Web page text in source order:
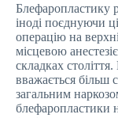
Блефаропластику
іноді поєднуючи
операцію на
місцевою
складках
вважається більш
загальним
блефаропластики